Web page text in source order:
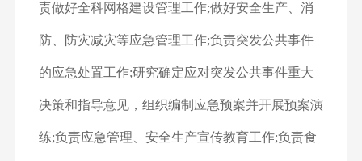
责做好全科网格建设管理工作;做好安全生产、消
防、防灾减灾等应急管理工作;负责突发公共事件
的应急处置工作;研究确定应对突发公共事件重大
决策和指导意见，组织编制应急预案并开展预案演
练;负责应急管理、安全生产宣传教育工作;负责食